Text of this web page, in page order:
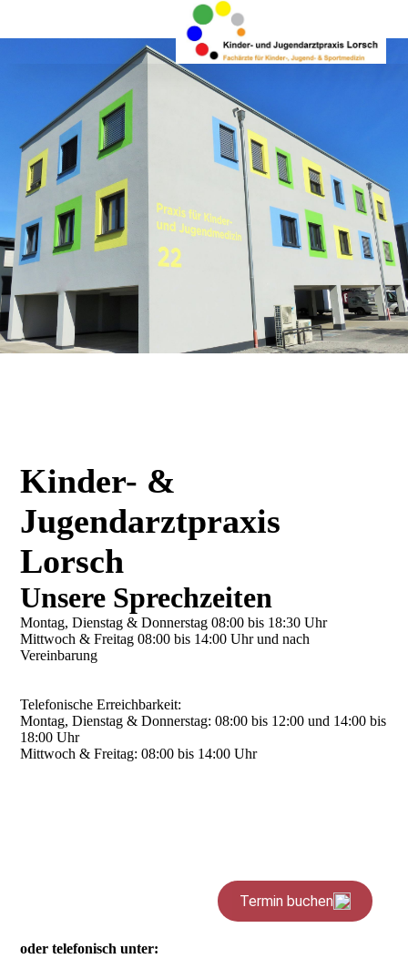
Kinder- &
Jugendarztpraxis
Lorsch
Unsere Sprechzeiten
Montag, Dienstag & Donnerstag 08:00 bis 18:30 Uhr
Mittwoch & Freitag 08:00 bis 14:00 Uhr und nach
Vereinbarung
Telefonische Erreichbarkeit:
Montag, Dienstag & Donnerstag: 08:00 bis 12:00 und 14:00 bis
18:00 Uhr
Mittwoch & Freitag: 08:00 bis 14:00 Uhr
oder telefonisch unter: